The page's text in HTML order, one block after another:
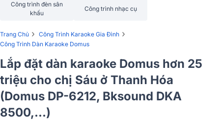
Công trình đèn sân
khấu
Công trình nhạc cụ
Trang Chủ › Công Trình Karaoke Gia Đình ›
Công Trình Dàn Karaoke Domus
Lắp đặt dàn karaoke Domus hơn 25
triệu cho chị Sáu ở Thanh Hóa
(Domus DP-6212, Bksound DKA
8500,...)